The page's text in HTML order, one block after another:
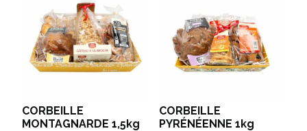
CORBEILLE
MONTAGNARDE 1,5kg
CORBEILLE
PYRÉNÉENNE 1kg